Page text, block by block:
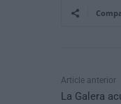
Article anterior
La Galera